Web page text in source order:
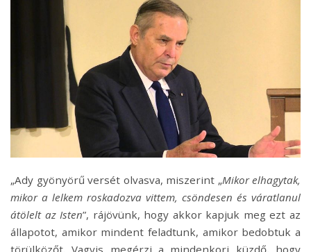
„Ady gyönyörű versét olvasva, miszerint „Mikor elhagytak,
mikor a lelkem roskadozva vittem, csöndesen és váratlanul
átölelt az Isten”, rájövünk, hogy akkor kapjuk meg ezt az
állapotot, amikor mindent feladtunk, amikor bedobtuk a
törülközőt. Vagyis megérzi a mindenkori küzdő, hogy